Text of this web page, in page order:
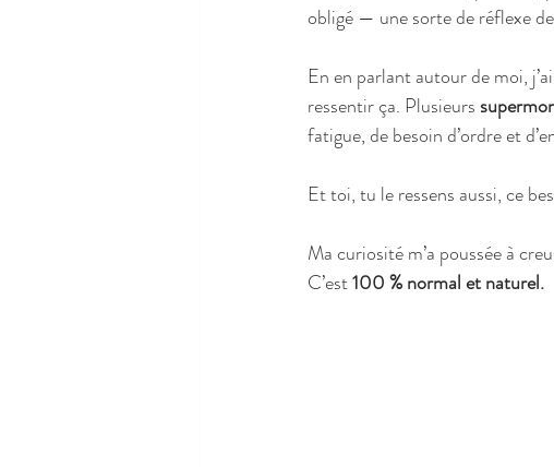
obligé — une sorte de réflexe
En en parlant autour de moi,
ressentir ça. Plusieurs
fatigue, de besoin d’ordre et
Et toi, tu le ressens aussi, ce
Ma curiosité m’a poussée à
C’est 100 % normal et naturel.